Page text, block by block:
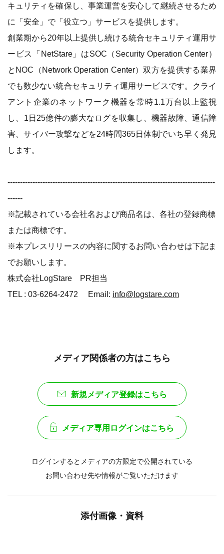
キュリティを確保し、事業運営を安心して継続させるため
に「安全」で「役立つ」サービスを提供します。
創業期から20年以上提供し続ける統合セキュリティ運用サ
ービス「NetStare」はSOC（Security Operation Center）
とNOC（Network Operation Center）双方を提供する業界
でも数少ない統合セキュリティ運用サービスです。クライ
アント企業のネットワーク機器を常時1.1万台以上監視
し、1日25億件の膨大なログを収集し、機器故障、通信障
害、サイバー攻撃などを24時間365日体制でいち早く発見
します。
-----------------------------------------------------------------------------------
------
※記載されている会社名および商品名は、各社の登録商標
または商標です。
※本プレスリリースの内容に関するお問い合わせは下記ま
でお願いします。
株式会社LogStare PR担当
TEL : 03-6264-2472 Email: info@logstare.com
メディア関係者の方はこちら
新規メディア登録はこちら
メディア専用ログインはこちら
ログインするとメディアの方限定で公開されている
お問い合わせ先や情報がご覧いただけます
添付画像・資料